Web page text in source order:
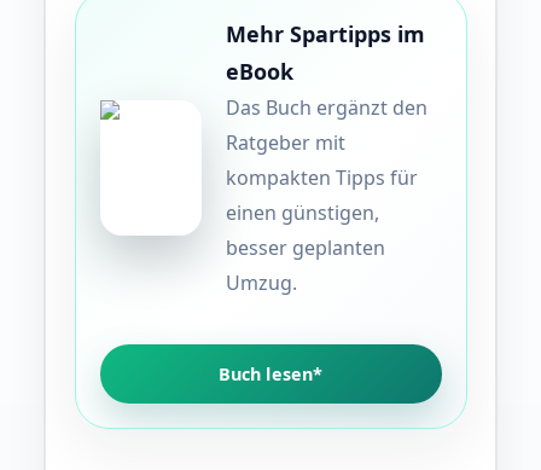
Mehr Spartipps im
eBook
Das Buch ergänzt den
Ratgeber mit
kompakten Tipps für
einen günstigen,
besser geplanten
Umzug.
Buch lesen*